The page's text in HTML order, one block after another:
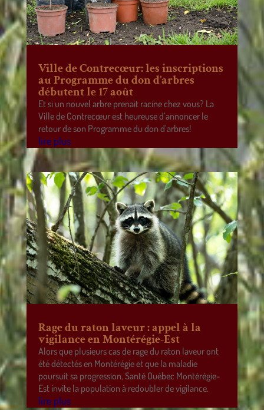
Ville de Contrecœur: les inscriptions
au Programme du don d’arbres
débutent le 17 août
Et si un nouvel arbre prenait racine chez vous? La
Ville de Contrecœur est heureuse d’annoncer le
retour de son Programme du don d’arbres!
lire plus
Rage du raton laveur : appel à la
vigilance en Montérégie-Est
Alors que plusieurs cas de rage du raton laveur ont
été détectés en Montérégie et que la maladie
poursuit sa progression, Santé Québec Montérégie-
Est invite la population à redoubler de vigilance.
lire plus